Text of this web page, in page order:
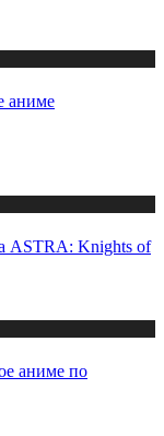
аниме
ASTRA: Knights of
аниме по